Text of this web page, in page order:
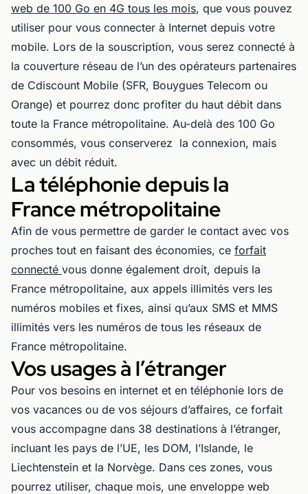
web de 100 Go en 4G tous les mois, que vous pouvez
utiliser pour vous connecter à Internet depuis votre
mobile. Lors de la souscription, vous serez connecté à
la couverture réseau de l’un des opérateurs partenaires
de Cdiscount Mobile (SFR, Bouygues Telecom ou
Orange) et pourrez donc profiter du haut débit dans
toute la France métropolitaine. Au-delà des 100 Go
consommés, vous conserverez la connexion, mais
avec un débit réduit.
La téléphonie depuis la
France métropolitaine
Afin de vous permettre de garder le contact avec vos
proches tout en faisant des économies, ce forfait
connecté vous donne également droit, depuis la
France métropolitaine, aux appels illimités vers les
numéros mobiles et fixes, ainsi qu’aux SMS et MMS
illimités vers les numéros de tous les réseaux de
France métropolitaine.
Vos usages à l’étranger
Pour vos besoins en internet et en téléphonie lors de
vos vacances ou de vos séjours d’affaires, ce forfait
vous accompagne dans 38 destinations à l’étranger,
incluant les pays de l’UE, les DOM, l’Islande, le
Liechtenstein et la Norvège. Dans ces zones, vous
pourrez utiliser, chaque mois, une enveloppe web